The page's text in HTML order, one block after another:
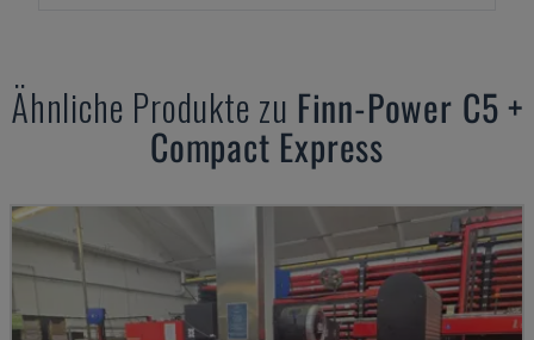
Ähnliche Produkte zu Finn-Power C5 +
Compact Express